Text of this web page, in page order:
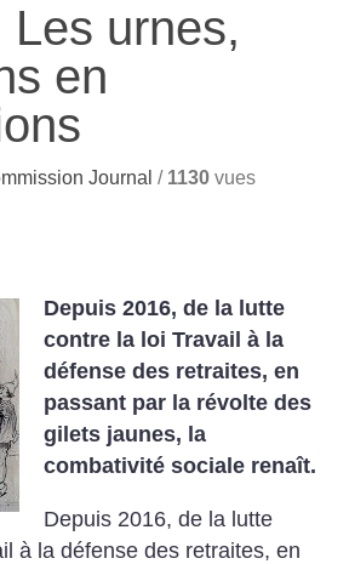
Les urnes,
en
Journal / 1130 vues
Depuis 2016, de la lutte
contre la loi Travail à la
défense des retraites, en
passant par la révolte des
gilets jaunes, la
combativité sociale renaît.
Depuis 2016, de la lutte
à la défense des retraites, en